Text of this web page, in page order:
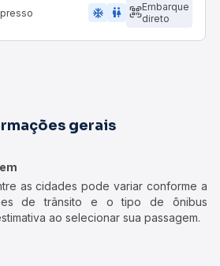
ac_unit wc
Embarque
direto
gerais
as cidades pode variar conforme a
de trânsito e o tipo de ônibus
ao selecionar sua passagem.